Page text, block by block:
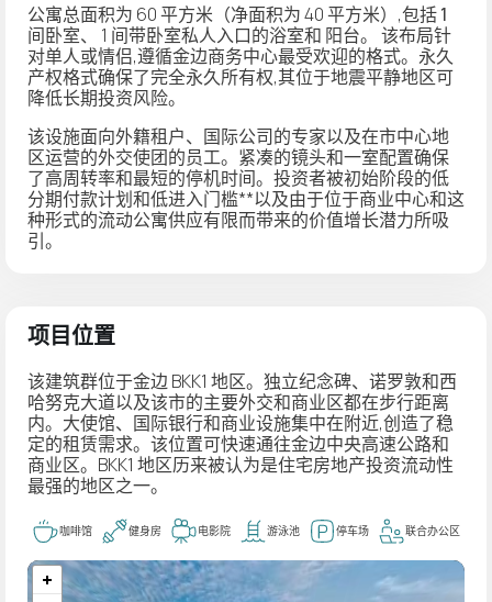
公寓总面积为 60 平方米（净面积为 40 平方米）,包括1
间卧室、
1 间带卧室私人入口的浴室和 阳台。 该布局针
对单人或情侣,遵循金边商务中心最受欢迎的格式。 永久
产权格式确保了完全永久所有权,其位于地震平静地区可
降低长期投资风险。
该设施面向外籍租户、国际公司的专家以及在市中心地
区运营的外交使团的员工。紧凑的镜头和一室配置确保
了高周转率和最短的停机时间。投资者被初始阶段的低
分期付款计划和低进入门槛**以及由于位于商业中心和这
种形式的流动公寓供应有限而带来的价值增长潜力所吸
引。
项目位置
该建筑群位于金边 BKK1 地区。独立纪念碑、诺罗敦和西
哈努克大道以及该市的主要外交和商业区都在步行距离
内。大使馆、国际银行和商业设施集中在附近,创造了稳
定的租赁需求。该位置可快速通往金边中央高速公路和
商业区。BKK1 地区历来被认为是住宅房地产投资流动性
最强的地区之一。
咖啡馆 健身房 电影院 游泳池 停车场 联合办公区